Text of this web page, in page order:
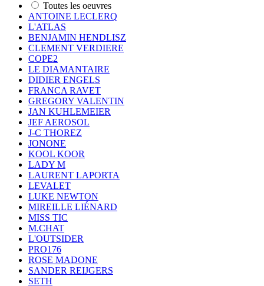
Toutes les oeuvres
ANTOINE LECLERQ
L'ATLAS
BENJAMIN HENDLISZ
CLEMENT VERDIERE
COPE2
LE DIAMANTAIRE
DIDIER ENGELS
FRANCA RAVET
GREGORY VALENTIN
JAN KUHLEMEIER
JEF AEROSOL
J-C THOREZ
JONONE
KOOL KOOR
LADY M
LAURENT LAPORTA
LEVALET
LUKE NEWTON
MIREILLE LIÉNARD
MISS TIC
M.CHAT
L'OUTSIDER
PRO176
ROSE MADONE
SANDER REIJGERS
SETH